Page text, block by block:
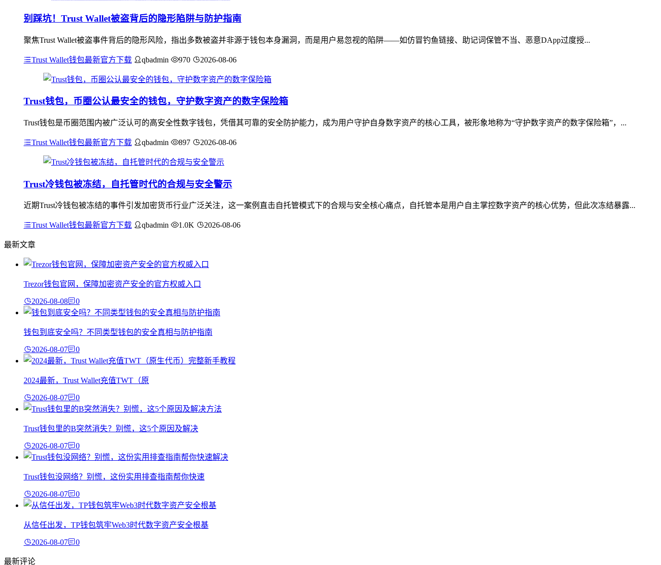
别踩坑！Trust Wallet被盗背后的隐形陷阱与防护指南
聚焦Trust Wallet被盗事件背后的隐形风险，指出多数被盗并非源于钱包本身漏洞，而是用户易忽视的陷阱——如仿冒钓鱼链接、助记词保管不当、恶意DApp过度授...
Trust Wallet钱包最新官方下载 qbadmin 970 2026-08-06
Trust钱包，币圈公认最安全的钱包，守护数字资产的数字保险箱
Trust钱包是币圈范围内被广泛认可的高安全性数字钱包，凭借其可靠的安全防护能力，成为用户守护自身数字资产的核心工具，被形象地称为“守护数字资产的数字保险箱”，...
Trust Wallet钱包最新官方下载 qbadmin 897 2026-08-06
Trust冷钱包被冻结，自托管时代的合规与安全警示
近期Trust冷钱包被冻结的事件引发加密货币行业广泛关注，这一案例直击自托管模式下的合规与安全核心痛点，自托管本是用户自主掌控数字资产的核心优势，但此次冻结暴露...
Trust Wallet钱包最新官方下载 qbadmin 1.0K 2026-08-06
最新文章
Trezor钱包官网，保障加密资产安全的官方权威入口
2026-08-08 0
钱包到底安全吗？不同类型钱包的安全真相与防护指南
2026-08-07 0
2024最新，Trust Wallet充值TWT（原
2026-08-07 0
Trust钱包里的B突然消失？别慌，这5个原因及解决
2026-08-07 0
Trust钱包没网络？别慌，这份实用排查指南帮你快速
2026-08-07 0
从信任出发，TP钱包筑牢Web3时代数字资产安全根基
2026-08-07 0
最新评论